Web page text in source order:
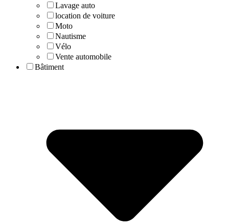
Lavage auto
location de voiture
Moto
Nautisme
Vélo
Vente automobile
Bâtiment